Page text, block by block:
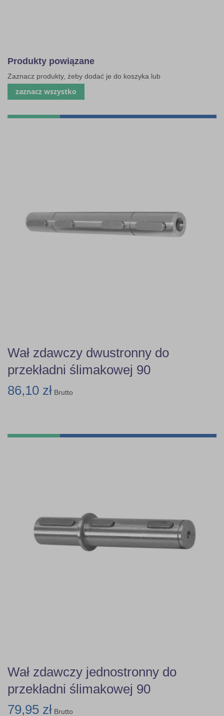
Produkty powiązane
Zaznacz produkty, żeby dodać je do koszyka lub
zaznacz wszystko
Wał zdawczy dwustronny do
przekładni ślimakowej 90
86,10 zł Brutto
Wał zdawczy jednostronny do
przekładni ślimakowej 90
79,95 zł Brutto